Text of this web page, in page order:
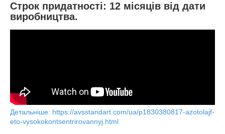
Строк придатності: 12 місяців від дати
виробництва.
Детальніше: https://avsstandart.com/ua/p1830380817-azotolajf-
eto-vysokokontsentrirovannyj.html